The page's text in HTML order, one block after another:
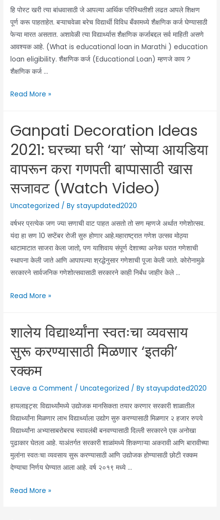
कापली
जाईल?
रेशन
कार्ड
जप्त
होईल?
घ्या
सत्य
हि पोस्ट खरी त्या बांधवासाठी जे आपल्या आर्थिक परिस्थितीशी लढत आपले शिक्षण
पूर्ण करू पाहताहेत. बऱ्याचवेळा बरेच विद्यार्थी विविध बँकामध्ये शैक्षणिक कर्ज घेण्यासाठी
फेऱ्या मारत असतात. अशावेळी त्या विद्यार्थ्यास शैक्षणिक कर्जाबद्दल सर्व माहिती असणे
आवश्यक आहे. (What is educational loan in Marathi ) education
loan eligibility. शैक्षणिक कर्ज (Educational Loan) म्हणजे काय ?
शैक्षणिक कर्ज …
शैक्षणिक
नेमकं
काय
|
शैक्षणिक
ईएमआयआय
(EMI
परतफेड
Read More »
Ganpati Decoration Ideas
2021: घरच्या घरी ‘या’ सोप्या आयडिया
वापरून करा गणपती बाप्पासाठी खास
सजावट (Watch Video)
Uncategorized / Bystayupdated2020
वर्षभर प्रत्येक जण ज्या सणाची वाट पाहत असतो तो सण म्हणजे अर्थात गणेशोत्सव.
यंदा हा सण 10 सप्टेंबर रोजी सुरु होणार आहे.महाराष्ट्रात गणेश उत्सव मोठ्या
थाटामाटात साजरा केला जातो, पण याशिवाय संपूर्ण देशाच्या अनेक घरात गणेशाची
स्थापना केली जाते आणि आपापल्या श्रद्धेनुसार गणेशाची पूजा केली जाते. कोरोनामुळे
सरकारने सार्वजनिक गणेशोत्सवासाठी सरकारने काही निर्बंध जाहीर केले …
Ganpati
2021:
घरी
‘या’
आयडिया
वापरून
करा
गणपती
बाप्पासाठी
खास
सजावट
Video)
Read More »
शालेय विद्यार्थ्यांना स्वतःचा व्यवसाय
सुरू करण्यासाठी मिळणार ‘इतकी’
रक्कम
Leave a Comment /Uncategorized / Bystayupdated2020
हायलाइट्स: विद्यार्थ्यांमध्ये उद्योजक मानसिकता तयार करणार सरकारी शाळातील
विद्यार्थ्यांना मिळणार लाभ विद्यार्थ्याला उद्योग सुरु करण्यासाठी मिळणार २ हजार रुपये
विद्यार्थ्यांना अभ्यासाबरोबरच स्वावलंबी बनवण्यासाठी दिल्ली सरकारने एक अनोखा
पुढाकार घेतला आहे. याअंतर्गत सरकारी शाळांमध्ये शिकणाऱ्या अकरावी आणि बारावीच्या
मुलांना स्वतःचा व्यवसाय सुरू करण्यासाठी आणि उद्योजक होण्यासाठी छोटी रक्कम
देण्याचा निर्णय घेण्यात आला आहे. वर्ष २०१९ मध्ये …
शालेय
Read More »